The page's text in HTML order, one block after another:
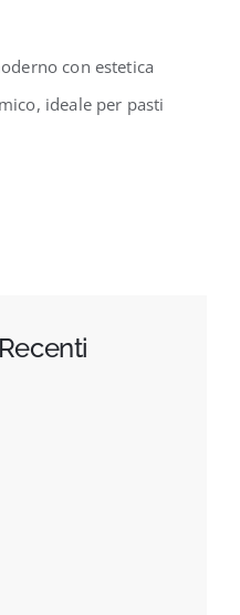
con estetica
ideale per pasti